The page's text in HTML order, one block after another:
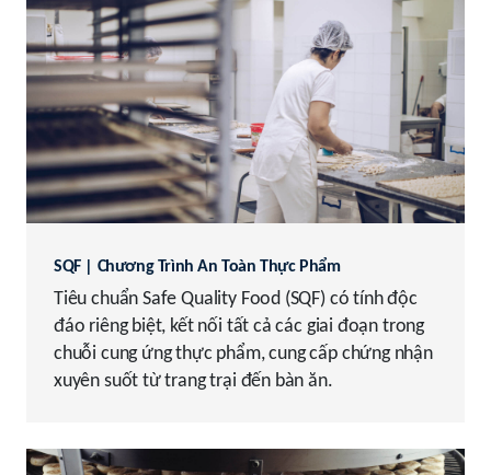
SQF | Chương Trình An Toàn Thực Phẩm
Tiêu chuẩn Safe Quality Food (SQF) có tính độc
đáo riêng biệt, kết nối tất cả các giai đoạn trong
chuỗi cung ứng thực phẩm, cung cấp chứng nhận
xuyên suốt từ trang trại đến bàn ăn.